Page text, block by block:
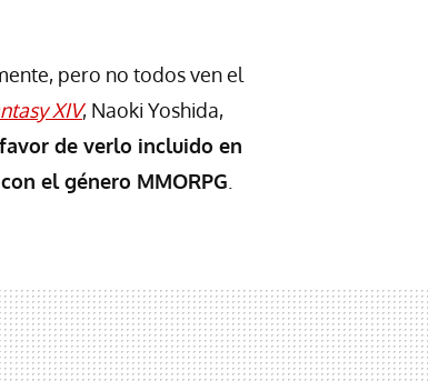
pero no todos ven el
XIV, Naoki Yoshida,
de verlo incluido en
el género MMORPG